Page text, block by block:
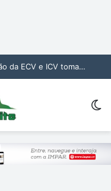
Novos Conselhos de Administração da ECV e ICV tomam posse para reforçar gestão das infraestruturas